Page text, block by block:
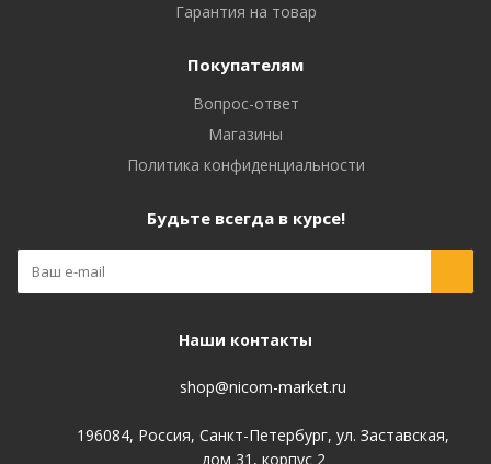
Гарантия на товар
Покупателям
Вопрос-ответ
Магазины
Политика конфиденциальности
Будьте всегда в курсе!
Наши контакты
shop@nicom-market.ru
196084, Россия, Санкт-Петербург, ул. Заставская,
дом 31, корпус 2